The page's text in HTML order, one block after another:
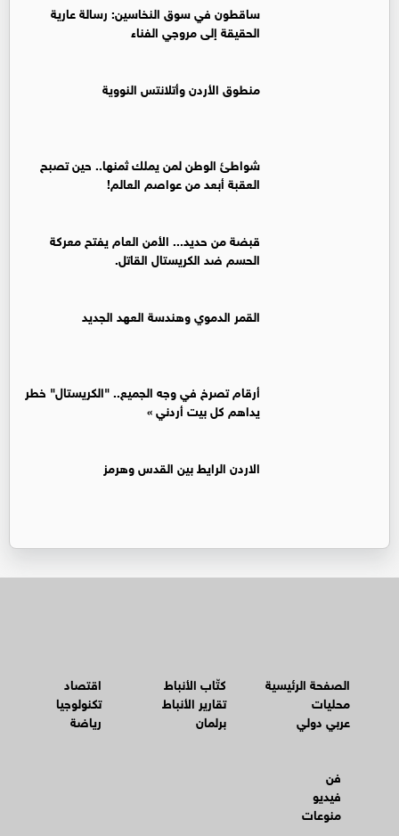
ساقطون في سوق النخاسين: رسالة عارية
الحقيقة إلى مروجي الفناء
منطوق الأردن وأتلانتس النووية
شواطئ الوطن لمن يملك ثمنها.. حين تصبح
العقبة أبعد من عواصم العالم!
قبضة من حديد... الأمن العام يفتح معركة
الحسم ضد الكريستال القاتل.
القمر الدموي وهندسة العهد الجديد
أرقام تصرخ في وجه الجميع.. "الكريستال" خطر
يداهم كل بيت أردني »
الاردن الرايط بين القدس وهرمز
الصفحة الرئيسية
محليات
عربي دولي
كتّاب الأنباط
تقارير الأنباط
برلمان
اقتصاد
تكنولوجيا
رياضة
فن
فيديو
منوعات